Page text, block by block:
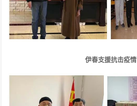
伊春支援抗击疫情